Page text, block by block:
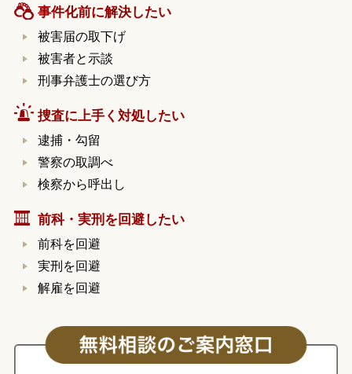
事件化前に解決したい
被害届の取下げ
被害者と示談
刑事弁護士の選び方
捜査に上手く対処したい
逮捕・勾留
警察の取調べ
検察から呼出し
前科・実刑を回避したい
前科を回避
実刑を回避
解雇を回避